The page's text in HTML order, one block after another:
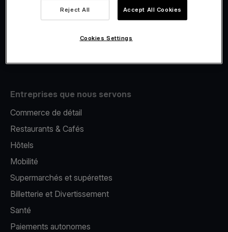
E-Reporting
Entreprises que nous servons
Commerce de détail
Restaurants & Cafés
Hôtels
Mobilité
Supermarchés et supérettes
Billetterie et Divertissement
Santé
Paiements autonomes
Reject All Accept All Cookies
Cookies Settings